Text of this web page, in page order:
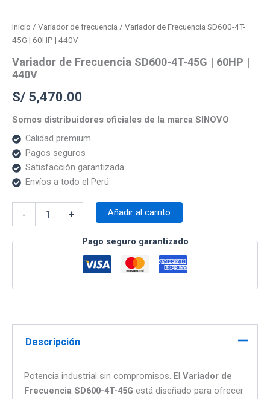
Inicio / Variador de frecuencia / Variador de Frecuencia SD600-4T-
45G | 60HP | 440V
Variador de Frecuencia SD600-4T-45G | 60HP |
440V
S/ 5,470.00
Somos distribuidores oficiales de la marca SINOVO
Calidad premium
Pagos seguros
Satisfacción garantizada
Envíos a todo el Perú
- + Añadir al carrito
Pago seguro garantizado
Descripción
Potencia industrial sin compromisos. El Variador de
Frecuencia SD600-4T-45G está diseñado para ofrecer